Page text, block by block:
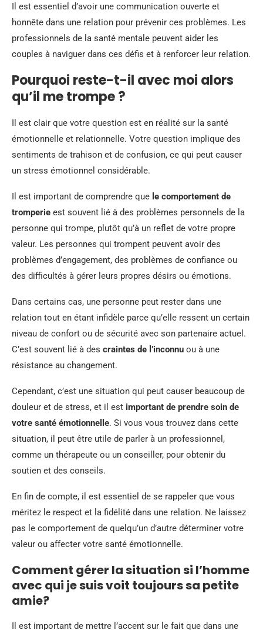
Il est essentiel d’avoir une communication ouverte et
honnête dans une relation pour prévenir ces problèmes. Les
professionnels de la santé mentale peuvent aider les
couples à naviguer dans ces défis et à renforcer leur relation.
Pourquoi reste-t-il avec moi alors
qu’il me trompe ?
Il est clair que votre question est en réalité sur la santé
émotionnelle et relationnelle. Votre question implique des
sentiments de trahison et de confusion, ce qui peut causer
un stress émotionnel considérable.
Il est important de comprendre que le comportement de
tromperie est souvent lié à des problèmes personnels de la
personne qui trompe, plutôt qu’à un reflet de votre propre
valeur. Les personnes qui trompent peuvent avoir des
problèmes d’engagement, des problèmes de confiance ou
des difficultés à gérer leurs propres désirs ou émotions.
Dans certains cas, une personne peut rester dans une
relation tout en étant infidèle parce qu’elle ressent un certain
niveau de confort ou de sécurité avec son partenaire actuel.
C’est souvent lié à des craintes de l’inconnu ou à une
résistance au changement.
Cependant, c’est une situation qui peut causer beaucoup de
douleur et de stress, et il est important de prendre soin de
votre santé émotionnelle. Si vous vous trouvez dans cette
situation, il peut être utile de parler à un professionnel,
comme un thérapeute ou un conseiller, pour obtenir du
soutien et des conseils.
En fin de compte, il est essentiel de se rappeler que vous
méritez le respect et la fidélité dans une relation. Ne laissez
pas le comportement de quelqu’un d’autre déterminer votre
valeur ou affecter votre santé émotionnelle.
Comment gérer la situation si l’homme
avec qui je suis voit toujours sa petite
amie?
Il est important de mettre l’accent sur le fait que dans une